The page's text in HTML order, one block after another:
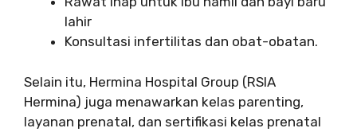
lahir
Konsultasi infertilitas dan obat-obatan.
Selain itu, Hermina Hospital Group (RSIA
Hermina) juga menawarkan kelas parenting,
layanan prenatal, dan sertifikasi kelas prenatal